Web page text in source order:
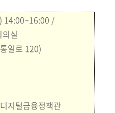
14:00~16:00 /
실
로 120)
지털금융정책관